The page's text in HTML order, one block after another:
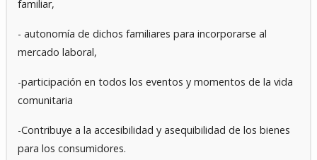
familiar,
- autonomía de dichos familiares para incorporarse al
mercado laboral,
-participación en todos los eventos y momentos de la vida
comunitaria
-Contribuye a la accesibilidad y asequibilidad de los bienes
para los consumidores.